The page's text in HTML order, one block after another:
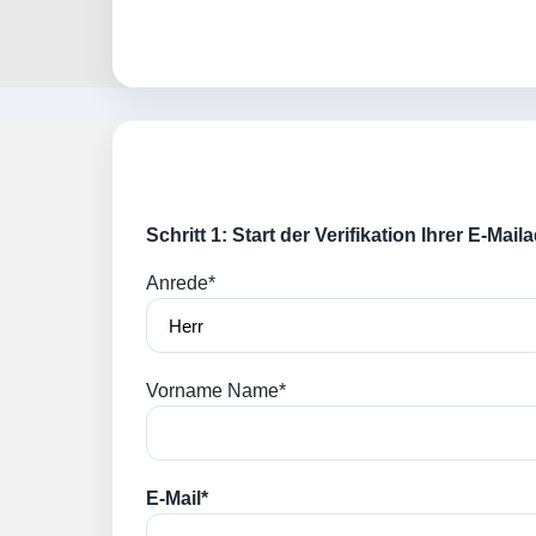
Schritt 1: Start der Verifikation Ihrer E-
Anrede*
Vorname Name*
E-Mail*